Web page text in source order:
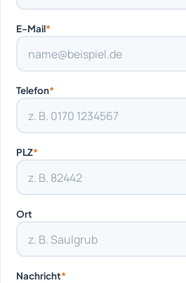
E-Mail*
Telefon*
PLZ*
Ort
Nachricht*